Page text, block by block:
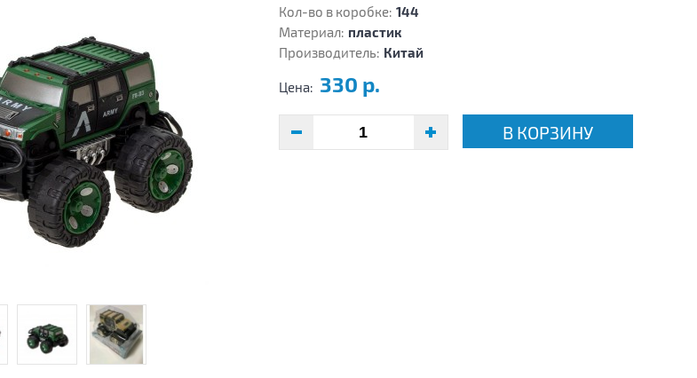
Кол-во в коробке: 144
Материал: пластик
Производитель: Китай
Цена: 330 р.
В КОРЗИНУ